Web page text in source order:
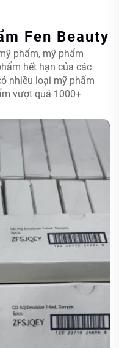
Fen Beauty
phẩm, mỹ phẩm
hết hạn của các
nhiều loại mỹ phẩm
vượt quá 1000+